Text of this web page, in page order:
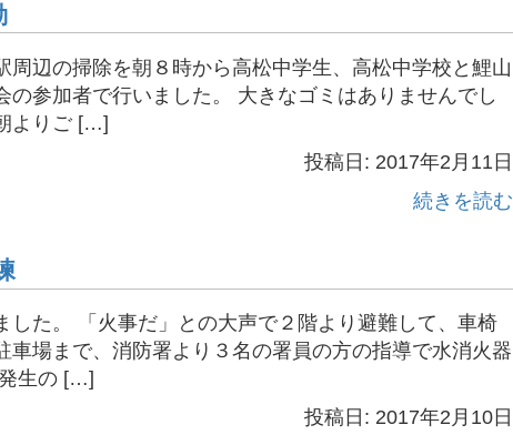
辺の掃除を朝８時から高松中学生、高松中学校と鯉山
参加者で行いました。 大きなゴミはありませんでし
よりご […]
投稿日: 2017年2月11日
続きを読む
た。 「火事だ」との大声で２階より避難して、車椅
場まで、消防署より３名の署員の方の指導で水消火器
生の […]
投稿日: 2017年2月10日